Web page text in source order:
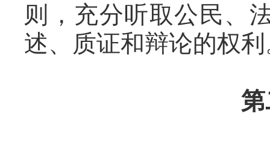
则，充分听取公民、
述、质证和辩论的权